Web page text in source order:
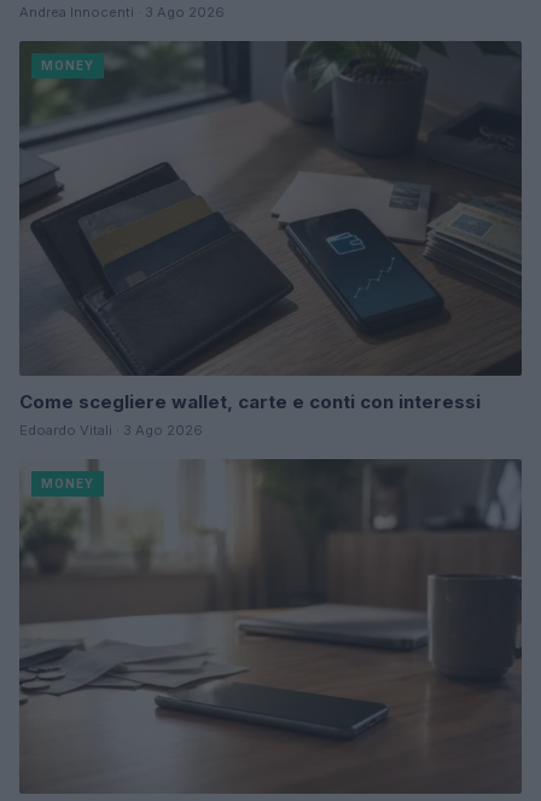
Andrea Innocenti · 3 Ago 2026
MONEY
Come scegliere wallet, carte e conti con interessi
Edoardo Vitali · 3 Ago 2026
MONEY